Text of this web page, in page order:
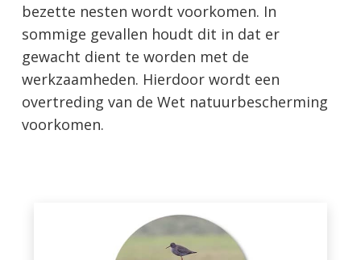
bezette nesten wordt voorkomen. In
sommige gevallen houdt dit in dat er
gewacht dient te worden met de
werkzaamheden. Hierdoor wordt een
overtreding van de Wet natuurbescherming
voorkomen.